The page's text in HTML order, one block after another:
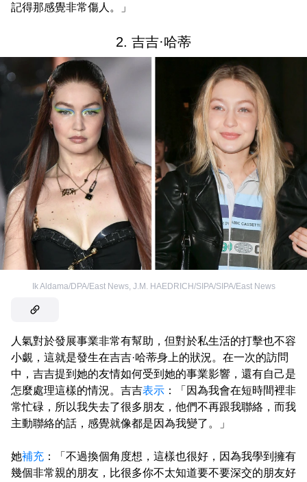
記得那感覺非常傷人。」
2. 吉吉·哈蒂
Ik Aldama/DPA/East News, J.M. HAEDRICH/SIPA/SIPA/East News
人氣對於發展事業非常有幫助，但對於私生活的打擊也不容
小覷，這就是發生在吉吉·哈蒂身上的狀況。在一次的訪問
中，吉吉提到她的友情如何受到她的事業影響，還有自己是
怎麼處理這樣的情況。吉吉表示 ：「因為我會在短時間裡非
常忙碌，所以我失去了很多朋友，他們不再跟我聯絡，而我
主動聯絡的話，感覺就像都是因為我變了。」
她補充 ：「不過換個角度想，這樣也很好，因為我學到擁有
幾個非常親的朋友，比很多你不太知道要不要深交的朋友好